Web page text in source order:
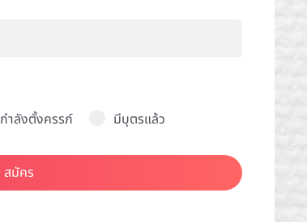
กำลังตั้งครรภ์ มีบุตรแล้ว
สมัคร